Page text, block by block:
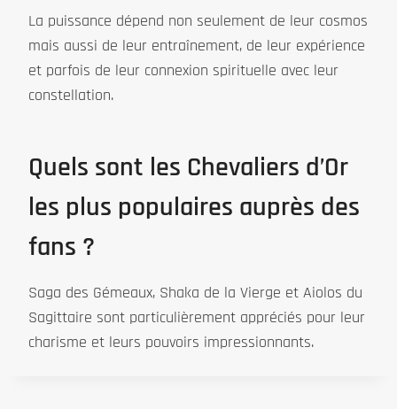
La puissance dépend non seulement de leur cosmos
mais aussi de leur entraînement, de leur expérience
et parfois de leur connexion spirituelle avec leur
constellation.
Quels sont les Chevaliers d’Or
les plus populaires auprès des
fans ?
Saga des Gémeaux, Shaka de la Vierge et Aiolos du
Sagittaire sont particulièrement appréciés pour leur
charisme et leurs pouvoirs impressionnants.